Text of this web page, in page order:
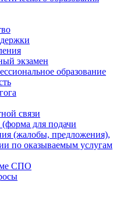
экзамен
образование
связи
для подачи
(жалобы, предложения),
по оказываемым услугам
СПО